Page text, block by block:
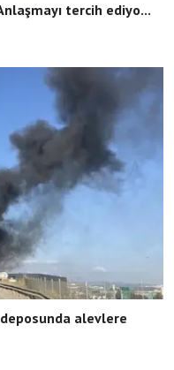
tercih ediyo...
alevlere